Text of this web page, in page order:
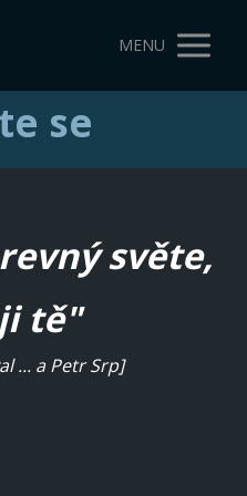
MENU
se
světe,
tě"
... a Petr Srp]